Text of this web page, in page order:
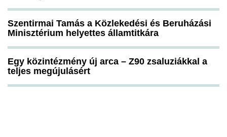
Szentirmai Tamás a Közlekedési és Beruházási
Minisztérium helyettes államtitkára
Egy közintézmény új arca – Z90 zsaluziákkal a
teljes megújulásért